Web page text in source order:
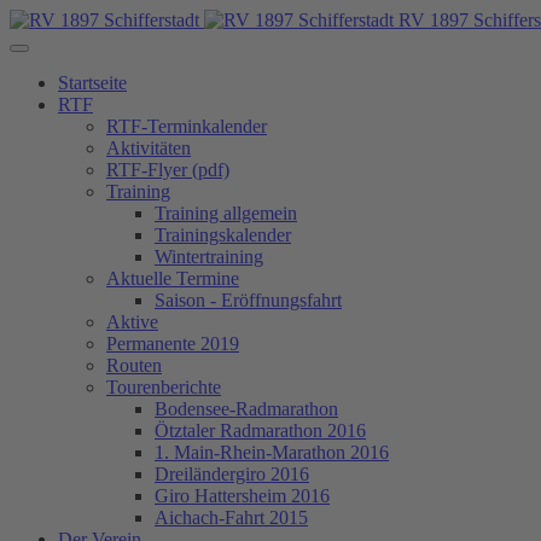
RV 1897
Startseite
RTF
RTF-Terminkalender
Aktivitäten
RTF-Flyer (pdf)
Training
Training allgemein
Trainingskalender
Wintertraining
Aktuelle Termine
Saison - Eröffnungsfahrt
Aktive
Permanente 2019
Routen
Tourenberichte
Bodensee-Radmarathon
Ötztaler Radmarathon 2016
1. Main-Rhein-Marathon 2016
Dreiländergiro 2016
Giro Hattersheim 2016
Aichach-Fahrt 2015